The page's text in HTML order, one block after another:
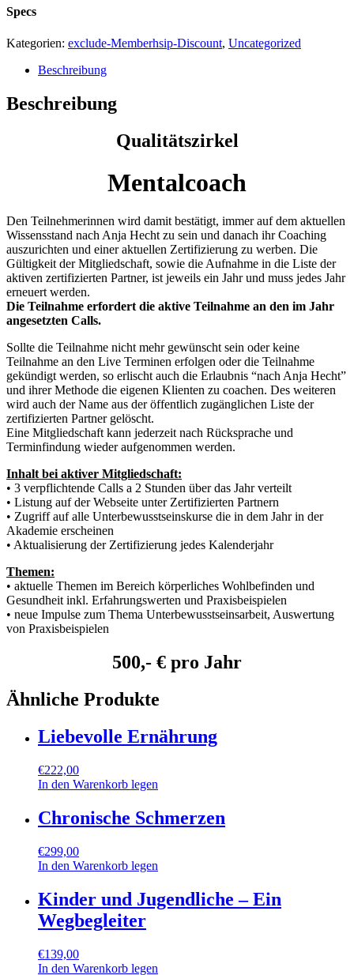
Specs
Kategorien: exclude-Memberhsip-Discount, Uncategorized
Beschreibung
Beschreibung
Qualitätszirkel
Mentalcoach
Den Teilnehmerinnen wird damit bestätigt, immer auf dem aktuellen
Wissensstand nach Anja Hecht zu sein und danach ihr Coaching
auszurichten und einer aktuellen Zertifizierung zu werben. Die
Gültigkeit der Mitgliedschaft, sowie die Aufnahme in die Liste der
aktiven zertifizierten Partner, ist jeweils ein Jahr und muss jedes Jahr
erneuert werden.
Die Teilnahme erfordert die aktive Teilnahme an den im Jahr
angesetzten Calls.
Sollte die Teilnahme nicht mehr gewünscht sein oder keine
Teilnahme an den Live Terminen erfolgen oder die Teilnahme
gekündigt werden, so erlischt auch die Erlaubnis “nach Anja Hecht”
und ihrer Methode die eigenen Klienten zu coachen. Des weiteren
wird auch der Name aus der öffentlich zugänglichen Liste der
zertifizierten Partner gelöscht.
Eine Mitgliedschaft kann jederzeit nach Rücksprache und
Terminfindung wieder aufgenommen werden.
Inhalt bei aktiver Mitgliedschaft:
• 3 verpflichtende Calls a 2 Stunden über das Jahr verteilt
• Listung auf der Webseite unter Zertifizierten Partnern
• Zugriff auf alle Unterbewusstseinskurse die in dem Jahr in der
Akademie erscheinen
• Aktualisierung der Zertifizierung jedes Kalenderjahr
Themen:
• aktuelle Themen im Bereich körperliches Wohlbefinden und
Gesundheit inkl. Erfahrungswerten und Praxisbeispielen
• neue Impulse zum Thema Unterbewusstseinsarbeit, Auswertung
von Praxisbeispielen
500,- € pro Jahr
Ähnliche Produkte
Liebevolle Ernährung
€222,00
In den Warenkorb legen
Chronische Schmerzen
€299,00
In den Warenkorb legen
Kinder und Jugendliche – Ein
Wegbegleiter
€139,00
In den Warenkorb legen